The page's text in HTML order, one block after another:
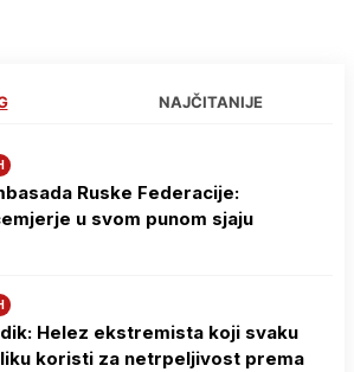
NAJČITANIJE
Ruske Federacije:
u svom punom sjaju
Helez ekstremista koji svaku
koristi za netrpeljivost prema